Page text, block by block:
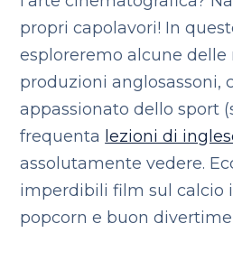
propri capolavori! In
esploreremo alcune delle
produzioni anglosassoni,
appassionato dello sport
frequenta lezioni di
assolutamente vedere.
imperdibili film sul calcio
popcorn e buon